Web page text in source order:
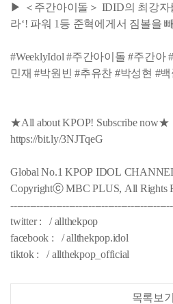
▶ ＜주간아이돌＞ IDID의 최강자
라‘! 파워 1등 준혁에게서 짐볼을
#WeeklyIdol #주간아이돌 #주간아
민재 #박원빈 #추유찬 #박성현 #백
★All about KPOP! Subscribe now★
https://bit.ly/3NJTqeG
Global No.1 KPOP IDOL
Copyrightⓒ MBC PLUS, All Rights
twitter : / allthekpop
facebook : / allthekpop.idol
tiktok : / allthekpop_official
목록보기